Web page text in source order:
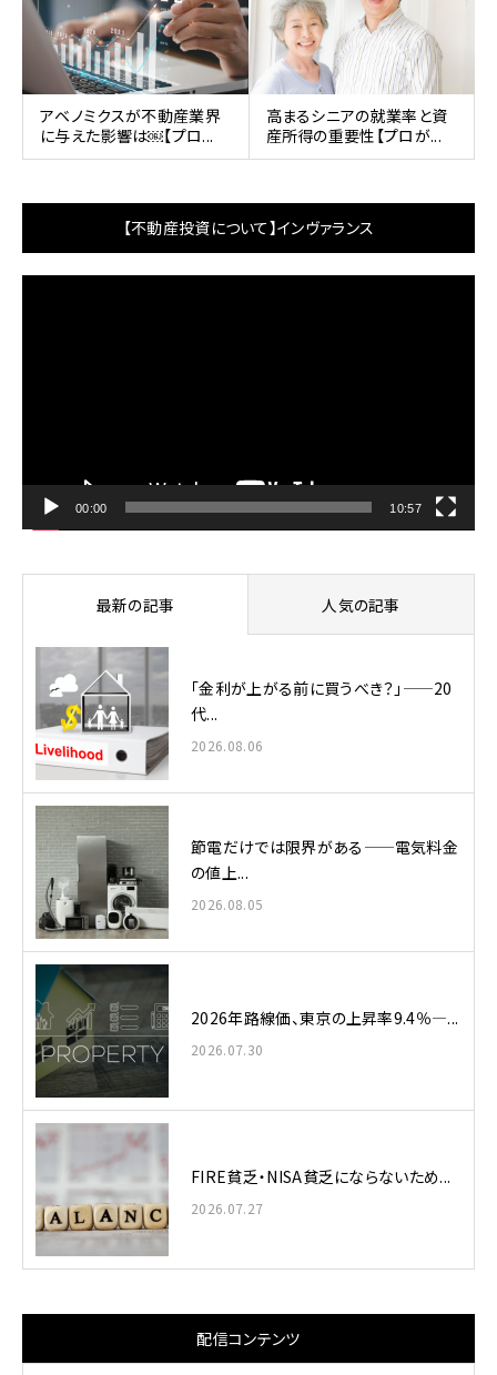
アベノミクスが不動産業界
に与えた影響は￼【プロ...
高まるシニアの就業率と資
産所得の重要性【プロが...
【不動産投資について】インヴァランス
00:00 10:57
最新の記事 人気の記事
「金利が上がる前に買うべき？」——20
代...
2026.08.06
節電だけでは限界がある——電気料金
の値上...
2026.08.05
2026年路線価、東京の上昇率9.4％—...
2026.07.30
FIRE貧乏・NISA貧乏にならないため...
2026.07.27
配信コンテンツ